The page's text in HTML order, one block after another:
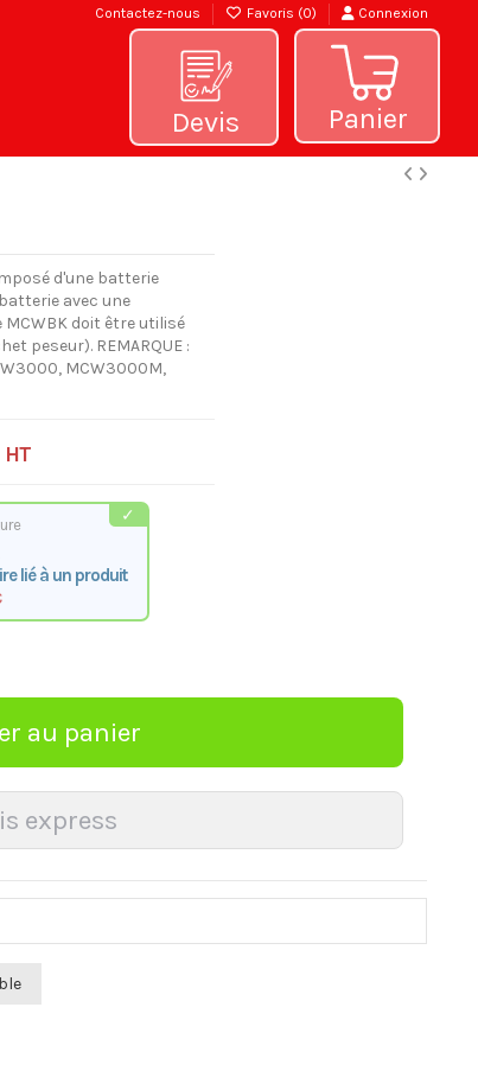
Contactez-nous Favoris (0) Connexion
Devis Panier
d'une batterie
avec une
doit être utilisé
peseur). REMARQUE :
MCW3000M,
HT
lié à un produit